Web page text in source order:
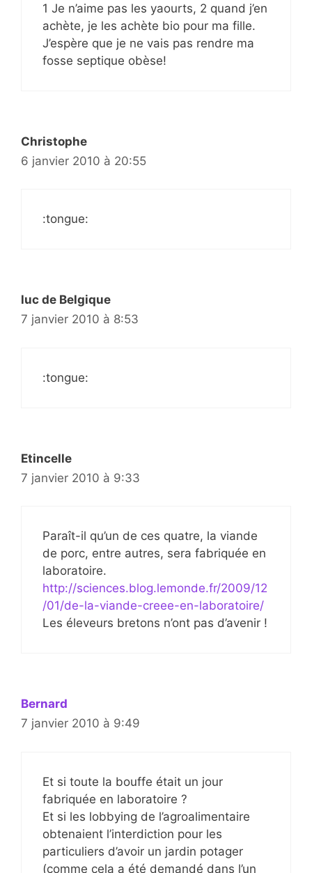
1 Je n’aime pas les yaourts, 2 quand j’en
achète, je les achète bio pour ma fille.
J’espère que je ne vais pas rendre ma
fosse septique obèse!
Christophe
6 janvier 2010 à 20:55
:tongue:
luc de Belgique
7 janvier 2010 à 8:53
:tongue:
Etincelle
7 janvier 2010 à 9:33
Paraît-il qu’un de ces quatre, la viande
de porc, entre autres, sera fabriquée en
laboratoire.
http://sciences.blog.lemonde.fr/2009/12
/01/de-la-viande-creee-en-laboratoire/
Les éleveurs bretons n’ont pas d’avenir !
Bernard
7 janvier 2010 à 9:49
Et si toute la bouffe était un jour
fabriquée en laboratoire ?
Et si les lobbying de l’agroalimentaire
obtenaient l’interdiction pour les
particuliers d’avoir un jardin potager
(comme cela a été demandé dans l’un